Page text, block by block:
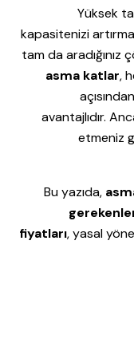
Yüksek
kapasitenizi
tam da aradığınız
asma katlar,
avantajlıdır.
etmeniz
Bu yazıda,
fiyatları, yasal